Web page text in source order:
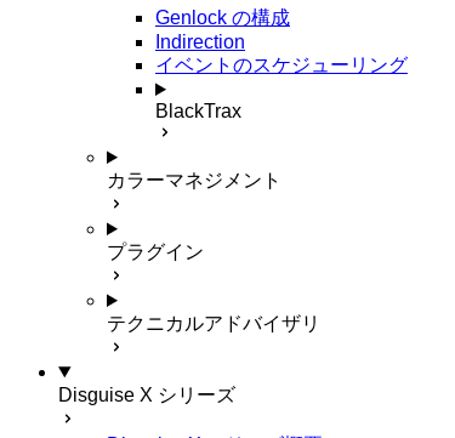
Genlock の構成
Indirection
イベントのスケジューリング
BlackTrax
カラーマネジメント
プラグイン
テクニカルアドバイザリ
Disguise X シリーズ